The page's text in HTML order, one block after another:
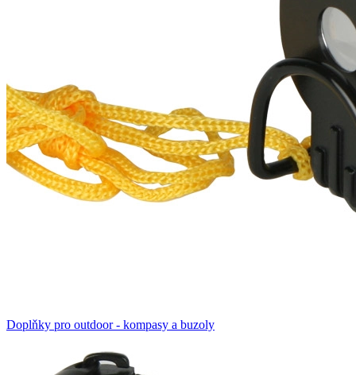
Doplňky pro outdoor - kompasy a buzoly